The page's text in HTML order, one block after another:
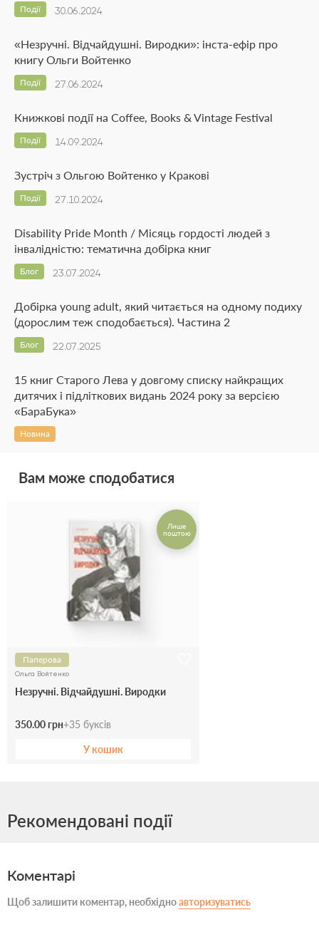
30.06.2024
Події
«Незручні. Відчайдушні. Виродки»: інста-ефір про
книгу Ольги Войтенко
27.06.2024
Події
Книжкові події на Coffee, Books & Vintage Festival
14.09.2024
Події
Зустріч з Ольгою Войтенко у Кракові
27.10.2024
Події
Disability Pride Month / Місяць гордості людей з
інвалідністю: тематична добірка книг
23.07.2024
Блог
Добірка young adult, який читається на одному подиху
(дорослим теж сподобається). Частина 2
22.07.2025
Блог
15 книг Старого Лева у довгому списку найкращих
дитячих і підліткових видань 2024 року за версією
«БараБука»
Новина
Вам може сподобатися
Лише
поштою
Паперова
Ольга Войтенко
Незручні. Відчайдушні. Виродки
350.00 грн+35 буксів
У кошик
Рекомендовані події
Коментарі
Щоб залишити коментар, необхідноавторизуватись